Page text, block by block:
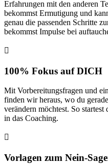
Erfahrungen mit den anderen
bekommst Ermutigung und
genau die passenden Schritte
bekommst Impulse bei

100% Fokus auf DICH
Mit Vorbereitungsfragen und
finden wir heraus, wo du
verändern möchtest. So
in das Coaching.

Vorlagen zum Nein-